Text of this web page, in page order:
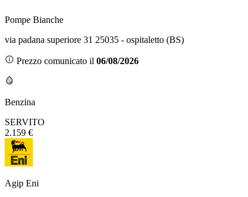
Pompe Bianche
via padana superiore 31 25035 - ospitaletto (BS)
Prezzo comunicato il 06/08/2026
Benzina
SERVITO
2.159 €
Agip Eni